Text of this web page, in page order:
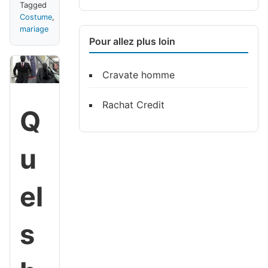
Tagged
Costume,
mariage
Q
u
el
s
Pour allez plus loin
Cravate homme
Rachat Credit